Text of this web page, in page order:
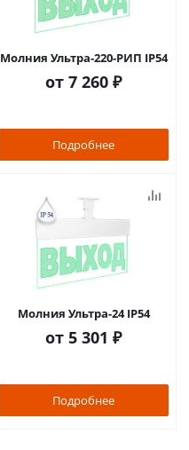
Молния Ультра-220-РИП IP54
от 7 260 ₽
Подробнее
Молния Ультра-24 IP54
от 5 301 ₽
Подробнее